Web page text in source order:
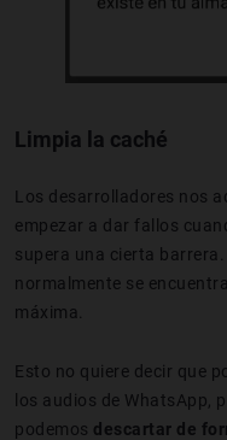
Limpia la caché
Los desarrolladores nos
empezar a dar fallos
supera una cierta
normalmente se
máxima.
Esto no quiere decir que
los audios de WhatsApp,
podemos descartar de